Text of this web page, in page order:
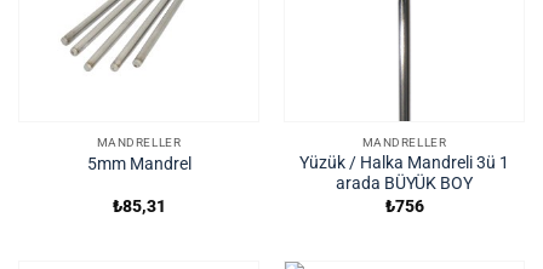
MANDRELLER
5mm Mandrel
₺85,31
MANDRELLER
Yüzük / Halka Mandreli 3ü 1
arada BÜYÜK BOY
₺756